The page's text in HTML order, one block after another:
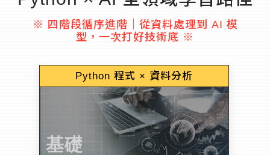
※ 四階段循序進階｜從資料處理到 AI 模
型，一次打好技術底 ※
Python 程式 × 資料分析
基礎